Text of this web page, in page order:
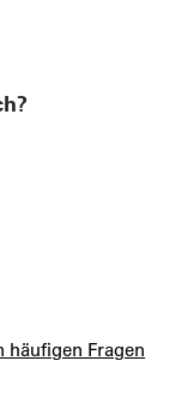
häufigen Fragen